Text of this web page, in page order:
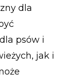
dla
psów i
jak i